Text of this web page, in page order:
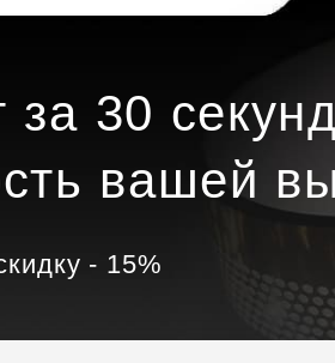
за 30
вашей
- 15%